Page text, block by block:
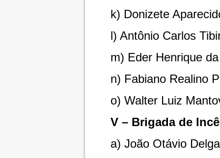
k) Donizete
l) Antônio Carlos
m) Eder Henrique
n) Fabiano Realino
o) Walter Luiz
V – Brigada de
a) João Otávio